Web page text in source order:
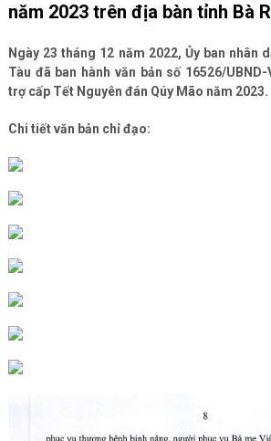
năm 2023 trên địa bàn tỉnh Bà
Ngày 23 tháng 12 năm 2022, Ủy ban nhân
Tàu đã ban hành văn bản số 16526/
trợ cấp Tết Nguyên đán Qúy Mão năm 2023.
Chi tiết văn bản chỉ đạo: